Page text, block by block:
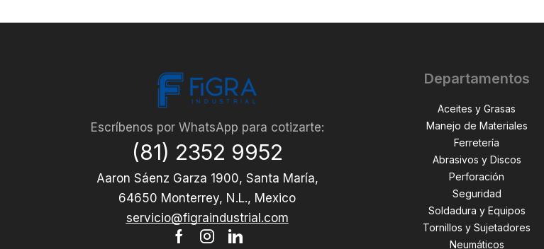
Escríbenos por WhatsApp para cotizarte:
(81) 2352 9952
Aaron Sáenz Garza 1900, Santa María,
64650 Monterrey, N.L., Mexico
servicio@figraindustrial.com
Departamentos
Aceites y Grasas
Manejo de Materiales
Ferretería
Abrasivos y Discos
Perforación
Seguridad
Soldadura y Equipos
Tornillos y Sujetadores
Neumáticos